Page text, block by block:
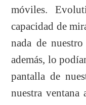
móviles.
capacidad de
nada de
además, lo
pantalla de
nuestra